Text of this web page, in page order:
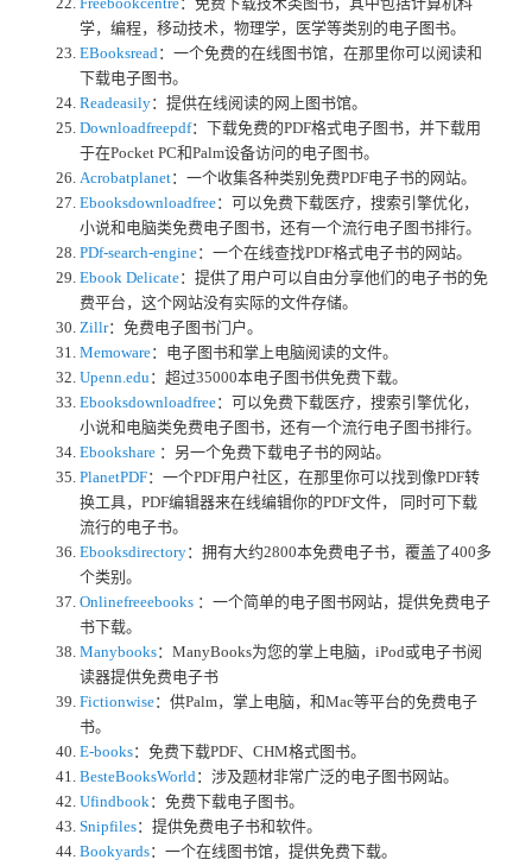
学，编程，移动技术，物理学，医学等类别的电子图书。
EBooksread：一个免费的在线图书馆，在那里你可以阅读和
下载电子图书。
Readeasily：提供在线阅读的网上图书馆。
Downloadfreepdf：下载免费的PDF格式电子图书，并下载用
于在Pocket PC和Palm设备访问的电子图书。
Acrobatplanet：一个收集各种类别免费PDF电子书的网站。
Ebooksdownloadfree：可以免费下载医疗，搜索引擎优化，
小说和电脑类免费电子图书，还有一个流行电子图书排行。
PDf-search-engine：一个在线查找PDF格式电子书的网站。
Ebook Delicate：提供了用户可以自由分享他们的电子书的免
费平台，这个网站没有实际的文件存储。
Zillr：免费电子图书门户。
Memoware：电子图书和掌上电脑阅读的文件。
Upenn.edu ：超过35000本电子图书供免费下载。
Ebooksdownloadfree：可以免费下载医疗，搜索引擎优化，
小说和电脑类免费电子图书，还有一个流行电子图书排行。
Ebookshare ：另一个免费下载电子书的网站。
PlanetPDF：一个PDF用户社区，在那里你可以找到像PDF转
换工具，PDF编辑器来在线编辑你的PDF文件， 同时可下载
流行的电子书。
Ebooksdirectory：拥有大约2800本免费电子书，覆盖了400多
个类别。
Onlinefreeebooks ：一个简单的电子图书网站，提供免费电子
书下载。
Manybooks：ManyBooks为您的掌上电脑，iPod或电子书阅
读器提供免费电子书
Fictionwise：供Palm，掌上电脑，和Mac等平台的免费电子
书。
E-books：免费下载PDF、CHM格式图书。
BesteBooksWorld：涉及题材非常广泛的电子图书网站。
Ufindbook：免费下载电子图书。
Snipfiles：提供免费电子书和软件。
Bookyards：一个在线图书馆，提供免费下载。